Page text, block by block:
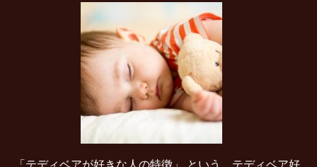
「テディベアが好きな人の特徴」 という、テディベア好